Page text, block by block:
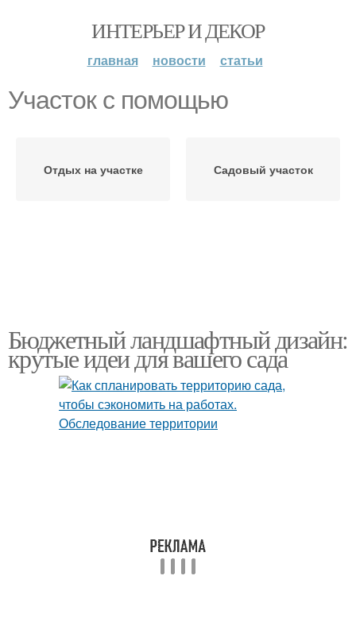
ИНТЕРЬЕР И ДЕКОР
главная новости статьи
Участок с помощью
Отдых на участке Садовый участок
Бюджетный ландшафтный дизайн:
крутые идеи для вашего сада